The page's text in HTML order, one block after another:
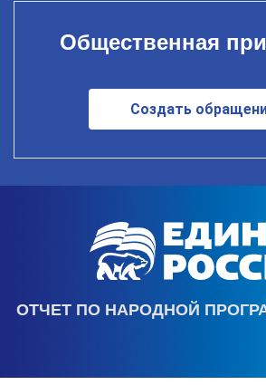
Общественная
Создать
ОТЧЕТ ПО НАРОДНОЙ